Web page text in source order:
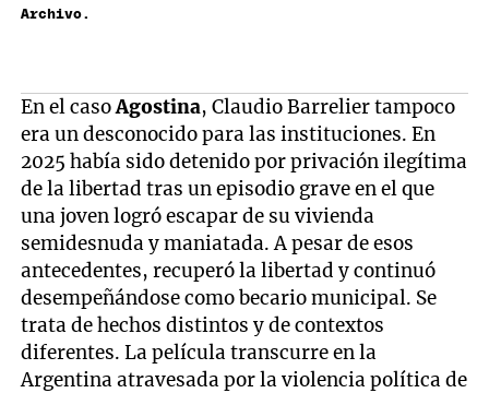
Archivo.
En el casoAgostina, Claudio Barrelier tampoco
era un desconocido para las instituciones. En
2025 había sido detenido por privación ilegítima
de la libertad tras un episodio grave en el que
una joven logró escapar de su vivienda
semidesnuda y maniatada. A pesar de esos
antecedentes, recuperó la libertad y continuó
desempeñándose como becario municipal. Se
trata de hechos distintos y de contextos
diferentes. La película transcurre en la
Argentina atravesada por la violencia política de